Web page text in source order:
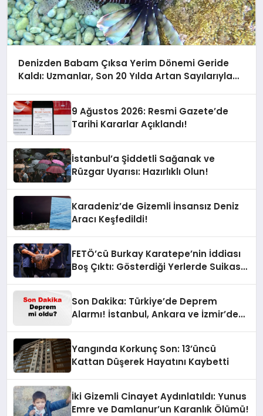
Denizden Babam Çıksa Yerim Dönemi Geride
Kaldı: Uzmanlar, Son 20 Yılda Artan Sayılarıyla
9 Ağustos 2026: Resmi Gazete’de
Tarihi Kararlar Açıklandı!
İstanbul’a Şiddetli Sağanak ve
Rüzgar Uyarısı: Hazırlıklı Olun!
Karadeniz’de Gizemli İnsansız Deniz
Aracı Keşfedildi!
FETÖ’cü Burkay Karatepe’nin İddiası
Boş Çıktı: Gösterdiği Yerlerde Suikast
Son Dakika: Türkiye’de Deprem
Alarmı! İstanbul, Ankara ve İzmir’de
Yangında Korkunç Son: 13’üncü
Kattan Düşerek Hayatını Kaybetti
İki Gizemli Cinayet Aydınlatıldı: Yunus
Emre ve Damlanur’un Karanlık Ölümü!